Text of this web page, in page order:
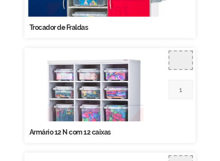
Trocador de Fraldas
Armário 12 N com 12 caixas